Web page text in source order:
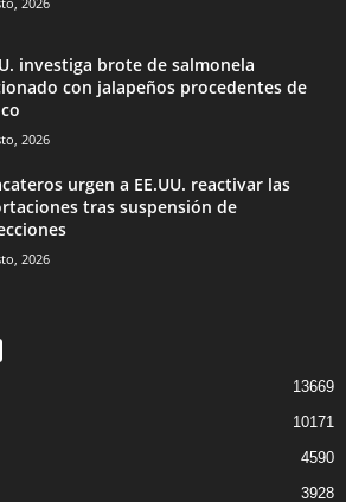
investiga brote de salmonela
con jalapeños procedentes de
2026
urgen a EE.UU. reactivar las
tras suspensión de
2026
13669
10171
4590
3928